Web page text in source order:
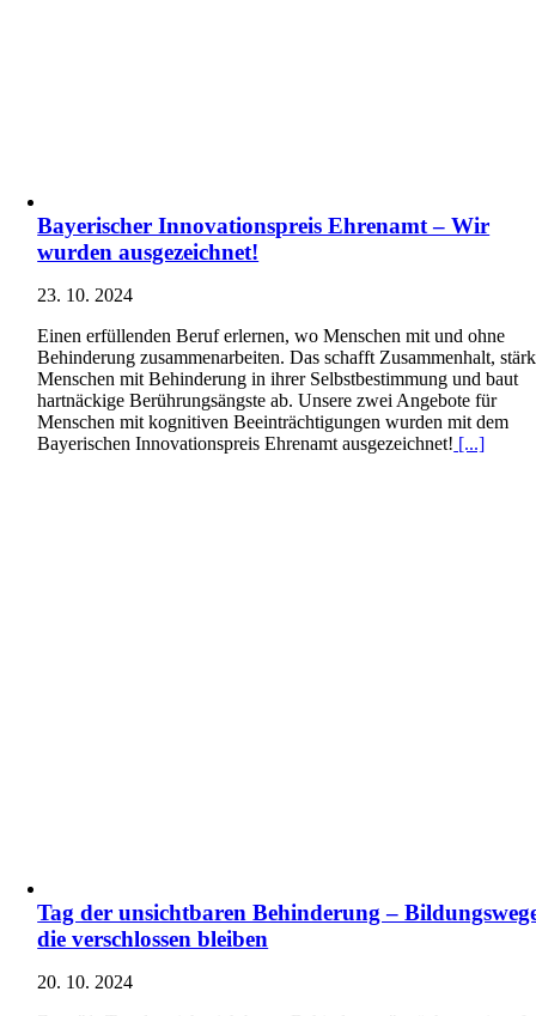
Bayerischer Innovationspreis Ehrenamt – Wir
wurden ausgezeichnet!
23. 10. 2024
Einen erfüllenden Beruf erlernen, wo Menschen mit und ohne
Behinderung zusammenarbeiten. Das schafft Zusammenhalt,
Menschen mit Behinderung in ihrer Selbstbestimmung und baut
hartnäckige Berührungsängste ab. Unsere zwei Angebote für
Menschen mit kognitiven Beeinträchtigungen wurden mit dem
Bayerischen Innovationspreis Ehrenamt ausgezeichnet! [...]
Tag der unsichtbaren Behinderung –
die verschlossen bleiben
20. 10. 2024